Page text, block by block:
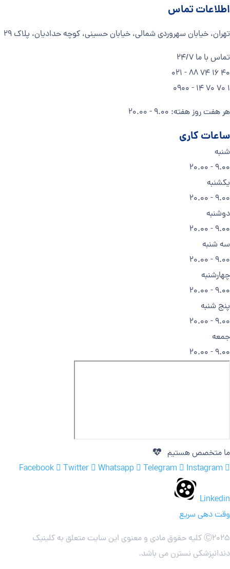
اطلاعات تماس
تهران، خیابان سهروردی شمالی، خیابان حسینی، کوچه حدادیان، پلاک ۲۹
تماس با ما 24/7
40 16 74 88 - 021
1 70 70 14 - 0900
هر هفت روز هفته: 9.00 - 20.00
ساعات کاری
شنبه
9.00 - 20.00
یکشنبه
9.00 - 20.00
دوشنبه
9.00 - 20.00
سه شنبه
9.00 - 20.00
چهارشنبه
9.00 - 20.00
پنج شنبه
9.00 - 20.00
جمعه
9.00 - 20.00
ما متخصص هستیم
Facebook
Twitter Whatsapp Telegram Instagram
Linkedin
وقت دهی سریع
Ⓒ2025 کلیه حقوق مادی و معنوی این سایت متعلق به کلینیک
دندانپزشکی نسترن می باشد.